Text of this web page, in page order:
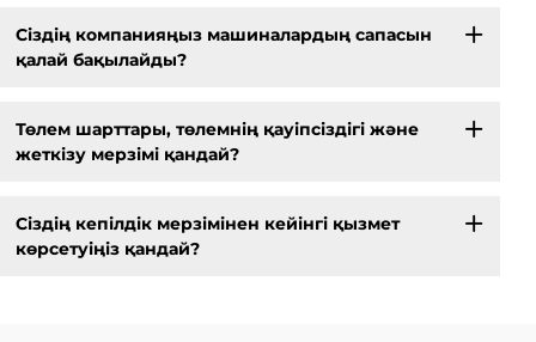
Сіздің компанияңыз машиналардың сапасын
қалай бақылайды?
Төлем шарттары, төлемнің қауіпсіздігі және
жеткізу мерзімі қандай?
Сіздің кепілдік мерзімінен кейінгі қызмет
көрсетуіңіз қандай?